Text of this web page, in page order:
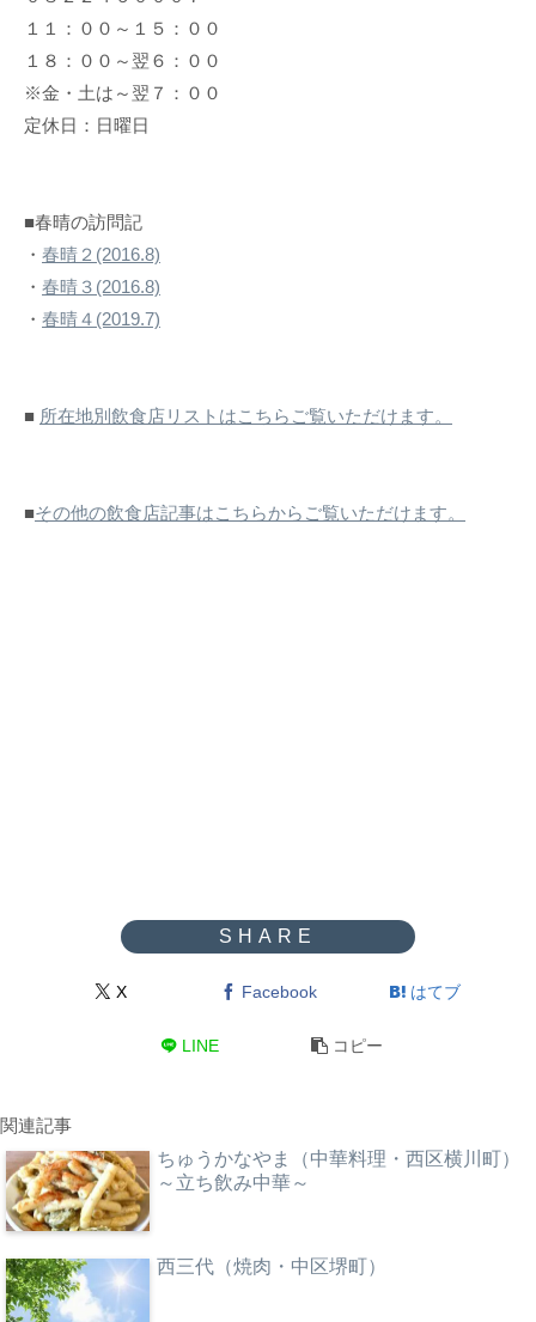
１１：００～１５：００
１８：００～翌６：００
※金・土は～翌７：００
定休日：日曜日
■春晴の訪問記
・ 春晴２(2016.8)
・ 春晴３(2016.8)
・ 春晴４(2019.7)
■ 所在地別飲食店リストはこちらご覧いただけます。
■その他の飲食店記事はこちらからご覧いただけます。
X Facebook はてブ
LINE コピー
関連記事
ちゅうかなやま（中華料理・西区横川町）
～立ち飲み中華～
西三代（焼肉・中区堺町）